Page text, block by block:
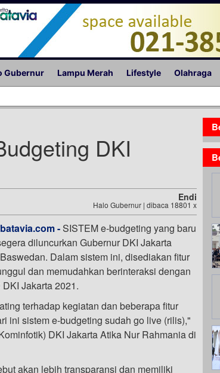
Gubernur Lampu Merah Lifestyle Olahraga
DKI
Endi
Halo Gubernur | dibaca 18801 x
-SISTEM e-budgeting yang baru
diluncurkan Gubernur DKI Jakarta
Dalam sistem ini, disediakan fitur
dan memudahkan berinteraksi dengan
Jakarta 2021.
terhadap kegiatan dan beberapa fitur
ini sistem e-budgeting sudah go live (rilis),"
DKI Jakarta Atika Nur Rahmania di
akan lebih transparansi dan memiliki